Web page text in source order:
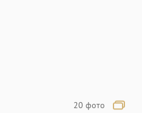
20 фото